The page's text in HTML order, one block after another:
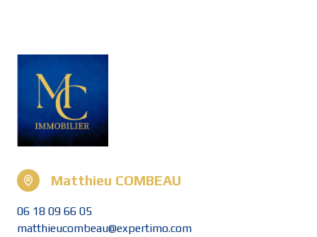
Matthieu COMBEAU
06 18 09 66 05
matthieucombeau@expertimo.com